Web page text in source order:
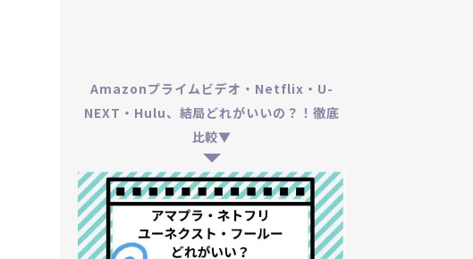
Amazonプライムビデオ・Netflix・U-
NEXT・Hulu、結局どれがいいの？！徹底
比較▼